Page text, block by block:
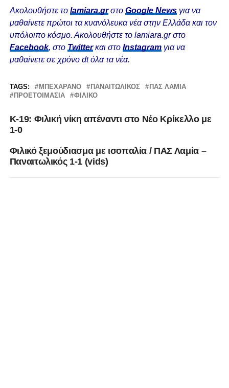
Ακολουθήστε το lamiara.grστο Google Newsγια να
μαθαίνετε πρώτοι τα κυανόλευκα νέα στην Ελλάδα και τον
υπόλοιπο κόσμο. Ακολουθήστε το lamiara.gr στο
Facebook, στο Twitterκαι στο Instagram για να
μαθαίνετε σε χρόνο dt όλα τα νέα.
TAGS: ΜΠΕΧΑΡΆΝΟ ΠΑΝΑΙΤΩΛΙΚΌΣ
ΠΑΣ ΛΑΜΙΑ
ΠΡΟΕΤΟΙΜΑΣΊΑ
ΦΙΛΙΚΟ
K-19: Φιλική νίκη απέναντι στο Νέο Κρίκελλο με
1-0
Φιλικό ξεμούδιασμα με ισοπαλία / ΠΑΣ Λαμία –
Παναιτωλικός 1-1 (vids)